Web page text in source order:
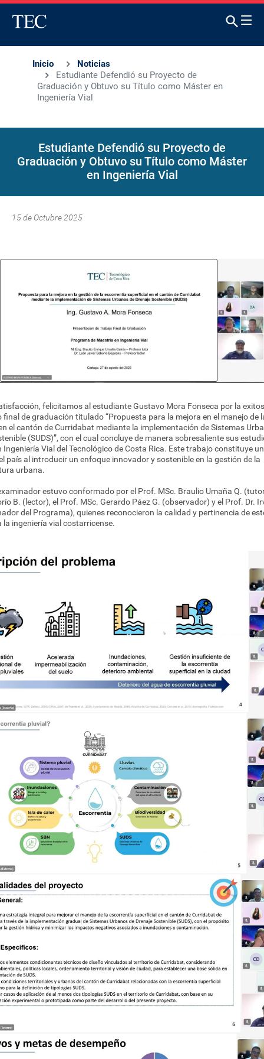
Inicio
Noticias
Estudiante Defendió su Proyecto de
Graduación y Obtuvo su Título como Máster en
Ingeniería Vial
Estudiante Defendió su Proyecto de
Graduación y Obtuvo su Título como Máster
en Ingeniería Vial
15 de Octubre 2025
felicitamos al estudiante Gustavo Mora Fonseca por la
final de graduación titulado “Propuesta para la mejora en el manejo de
el cantón de Curridabat mediante la implementación de Sistemas
(SUDS)”, con el cual concluye de manera sobresaliente sus
Ingeniería Vial del Tecnológico de Costa Rica. Este trabajo constituye
país al introducir un enfoque innovador y sostenible en la gestión de la
urbana.
estuvo conformado por el Prof. MSc. Braulio Umaña Q.
B. (lector), el Prof. MSc. Gerardo Páez G. (observador) y el Prof. Dr.
del Programa), quienes reconocieron la calidad y pertinencia de
la ingeniería vial costarricense.